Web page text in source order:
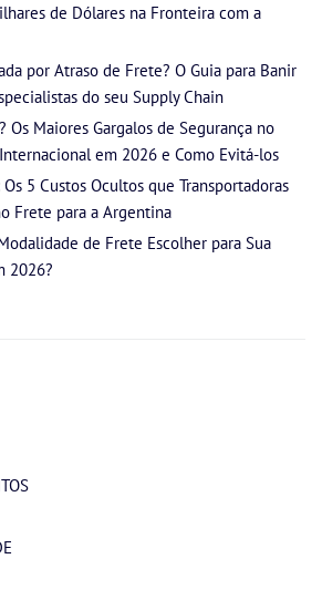
de Dólares na Fronteira com a
por Atraso de Frete? O Guia para Banir
do seu Supply Chain
Os Maiores Gargalos de Segurança no
em 2026 e Como Evitá-los
5 Custos Ocultos que Transportadoras
Frete para a Argentina
de Frete Escolher para Sua
2026?